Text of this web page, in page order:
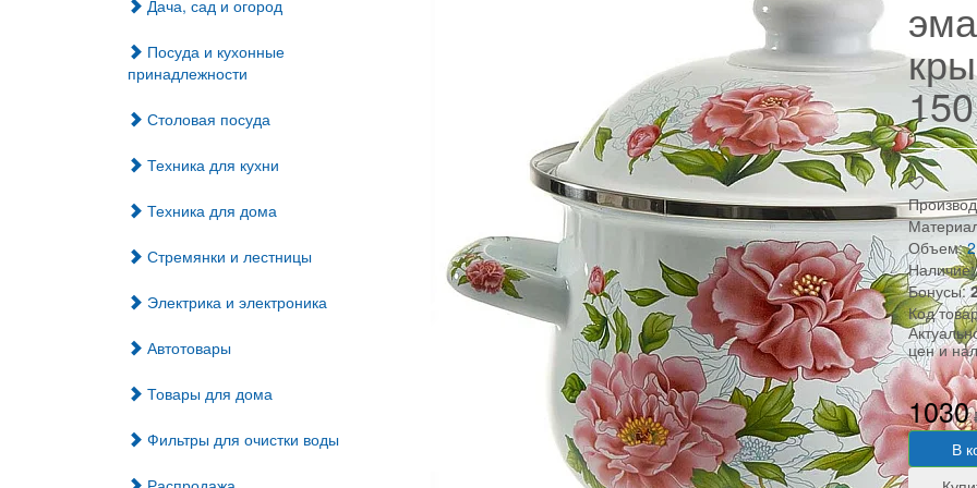
Дача, сад и огород
Посуда и кухонные
принадлежности
Столовая посуда
Техника для кухни
Техника для дома
Стремянки и лестницы
Электрика и электроника
Автотовары
Товары для дома
Фильтры для очистки воды
Объем:
Наличие:
Бонусы:
Код
цен и
1030
В